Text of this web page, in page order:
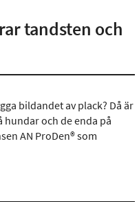
tandsten och
bildandet av plack? Då är
hundar och de enda på
AN ProDen® som